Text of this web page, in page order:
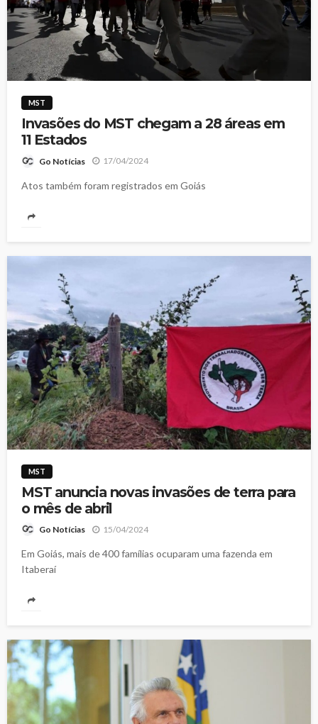
MST
Invasões do MST chegam a 28 áreas em
11 Estados
Go Notícias 17/04/2024
Atos também foram registrados em Goiás
MST
MST anuncia novas invasões de terra para
o mês de abril
Go Notícias 15/04/2024
Em Goiás, mais de 400 famílias ocuparam uma fazenda em
Itaberaí